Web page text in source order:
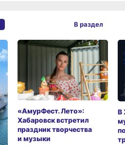
«АмурФест. Лето»:
Хабаровск встретил
праздник творчества
и музыки
В
В раздел